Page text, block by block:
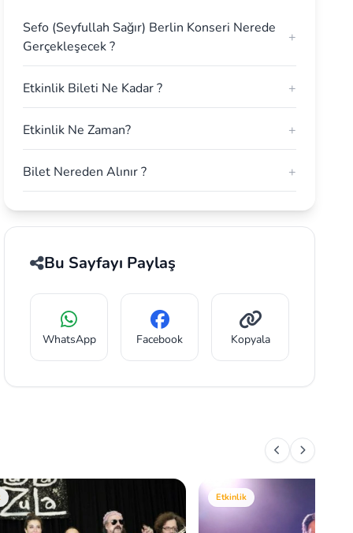
Sefo (Seyfullah Sağır) Berlin Konseri Nerede
Gerçekleşecek ?
+
Etkinlik Bileti Ne Kadar ? +
Etkinlik Ne Zaman? +
Bilet Nereden Alınır ? +
Bu Sayfayı Paylaş
WhatsApp Facebook Kopyala
Etkinlik